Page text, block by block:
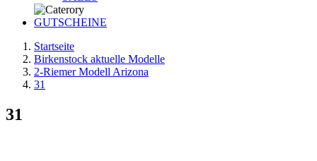
GUTSCHEINE
Startseite
Birkenstock aktuelle Modelle
2-Riemer Modell Arizona
31
31